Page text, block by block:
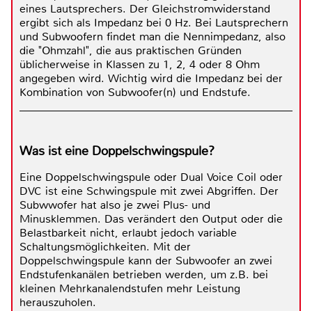
eines Lautsprechers. Der Gleichstromwiderstand
ergibt sich als Impedanz bei 0 Hz. Bei Lautsprechern
und Subwoofern findet man die Nennimpedanz, also
die "Ohmzahl", die aus praktischen Gründen
üblicherweise in Klassen zu 1, 2, 4 oder 8 Ohm
angegeben wird. Wichtig wird die Impedanz bei der
Kombination von Subwoofer(n) und Endstufe.
Was ist eine Doppelschwingspule?
Eine Doppelschwingspule oder Dual Voice Coil oder
DVC ist eine Schwingspule mit zwei Abgriffen. Der
Subwwofer hat also je zwei Plus- und
Minusklemmen. Das verändert den Output oder die
Belastbarkeit nicht, erlaubt jedoch variable
Schaltungsmöglichkeiten. Mit der
Doppelschwingspule kann der Subwoofer an zwei
Endstufenkanälen betrieben werden, um z.B. bei
kleinen Mehrkanalendstufen mehr Leistung
herauszuholen.